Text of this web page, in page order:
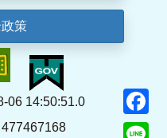
策
06 14:50:51.0